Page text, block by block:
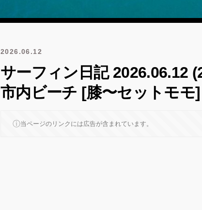
2026.06.12
サーフィン日記 2026.06.12
市内ビーチ [膝〜セットモモ]
ⓘ当ページのリンクには広告が含まれています。